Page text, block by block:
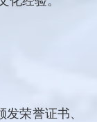
发荣誉证书、